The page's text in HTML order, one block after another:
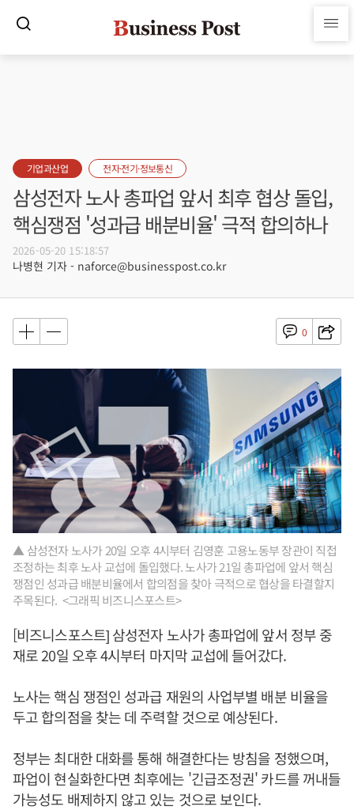
기업과산업 전자·전기·정보통신
삼성전자 노사 총파업 앞서 최후 협상 돌입,
핵심쟁점 '성과급 배분비율' 극적 합의하나
2026-05-20 15:18:57
나병현 기자 - naforce@businesspost.co.kr
0
▲ 삼성전자 노사가 20일 오후 4시부터 김영훈 고용노동부 장관이 직접
조정하는 최후 노사 교섭에 돌입했다. 노사가 21일 총파업에 앞서 핵심
쟁점인 성과급 배분비율에서 합의점을 찾아 극적으로 협상을 타결할지
주목된다. <그래픽 비즈니스포스트>
[비즈니스포스트] 삼성전자 노사가 총파업에 앞서 정부 중
재로 20일 오후 4시부터 마지막 교섭에 들어갔다.
노사는 핵심 쟁점인 성과급 재원의 사업부별 배분 비율을
두고 합의점을 찾는 데 주력할 것으로 예상된다.
정부는 최대한 대화를 통해 해결한다는 방침을 정했으며,
파업이 현실화한다면 최후에는 '긴급조정권' 카드를 꺼내들
가능성도 배제하지 않고 있는 것으로 보인다.